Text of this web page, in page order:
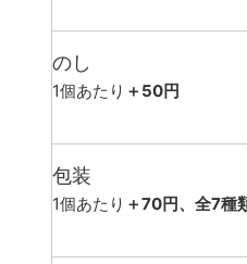
のし
1個あたり ＋50円
包装
1個あたり ＋70円、全7種